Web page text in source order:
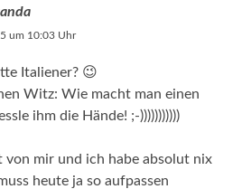
um 10:03 Uhr
Italiener? 😉
Witz: Wie macht man einen
ihm die Hände! ;-)))))))))))
von mir und ich habe absolut nix
heute ja so aufpassen